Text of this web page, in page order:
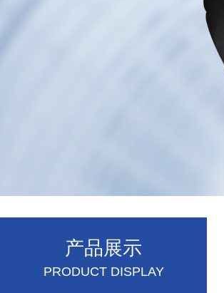
产品展示
PRODUCT DISPLAY